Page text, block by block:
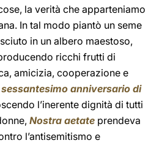
la verità che apparteniamo
In tal modo piantò un seme
in un albero maestoso,
ricchi frutti di
amicizia, cooperazione e
anniversario di
l’inerente dignità di tutti
Nostra aetate prendeva
l’antisemitismo e